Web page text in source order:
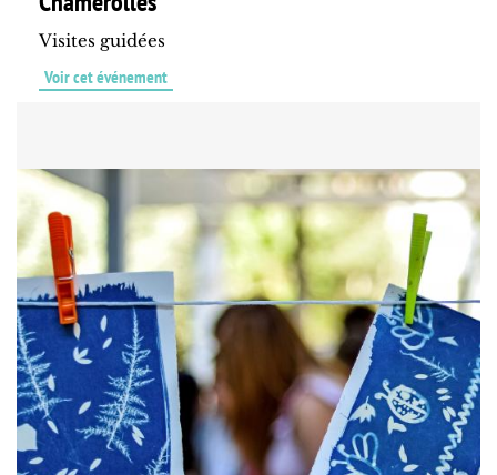
Visites guidées
Voir cet événement